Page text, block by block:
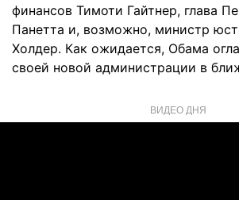
финансов Тимоти Гайтнер, глава
Панетта и, возможно, министр
Холдер. Как ожидается, Обама
своей новой администрации в
ВИДЕО ДНЯ